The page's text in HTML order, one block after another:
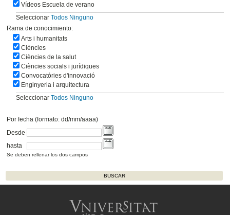
Vídeos Escuela de verano
SeleccionarTodos Ninguno
Rama de conocimiento:
Arts i humanitats
Ciències
Ciències de la salut
Ciències socials i jurídiques
Convocatòries d'innovació
Enginyeria i arquitectura
SeleccionarTodos Ninguno
Por fecha (formato: dd/mm/aaaa)
Desde
hasta
Se deben rellenar los dos campos